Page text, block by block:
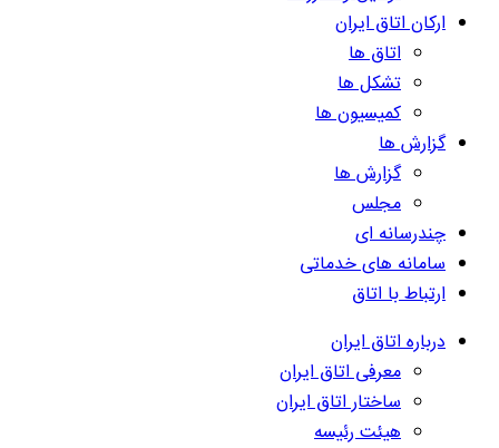
ارکان اتاق ایران
اتاق ها
تشکل ها
کمیسیون ها
گزارش ها
گزارش ها
مجلس
چندرسانه ای
سامانه های خدماتی
ارتباط با اتاق
درباره اتاق ایران
معرفی اتاق ایران
ساختار اتاق ایران
هیئت رئیسه